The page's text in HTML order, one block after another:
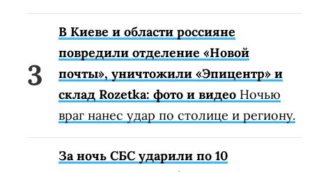
В Киеве и области россияне
повредили отделение «Новой
почты», уничтожили «Эпицентр» и
склад Rozetka: фото и видео Ночью
враг нанес удар по столице и региону.
За ночь СБС ударили по 10